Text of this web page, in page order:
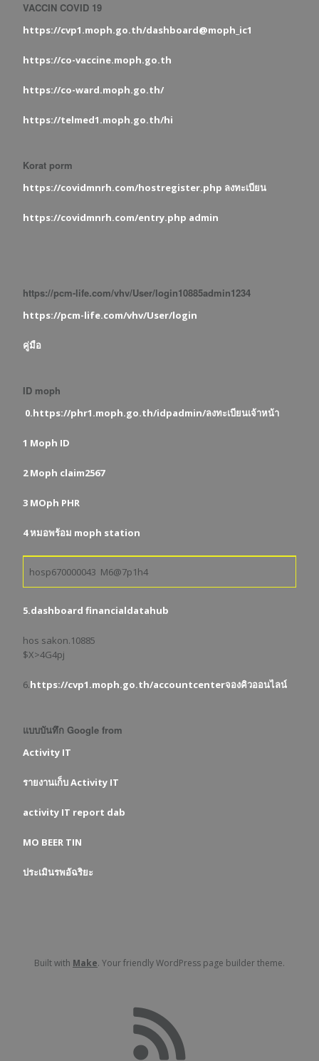
VACCIN COVID 19
https://cvp1.moph.go.th/dashboard@moph_ic1
https://co-vaccine.moph.go.th
https://co-ward.moph.go.th/
https://telmed1.moph.go.th/hi
Korat porm
https://covidmnrh.com/hostregister.php ลงทะเบียน
https://covidmnrh.com/entry.php admin
https://pcm-life.com/vhv/User/login10885admin1234
https://pcm-life.com/vhv/User/login
คู่มือ
ID moph
0.https://phr1.moph.go.th/idpadmin/ลงทะเบียนเจ้าหน้า
1 Moph ID
2 Moph claim2567
3 MOph PHR
4 หมอพร้อม moph station
hosp670000043 M6@7p1h4
5.dashboard financialdatahub
hos sakon.10885
$X>4G4pj
6.https://cvp1.moph.go.th/accountcenterจองคิวออนไลน์
แบบบันทึก Google from
Activity IT
รายงานเก็บ Activity IT
activity IT report dab
MO BEER TIN
ประเมินรพอัฉริยะ
Built with Make. Your friendly WordPress page builder theme.